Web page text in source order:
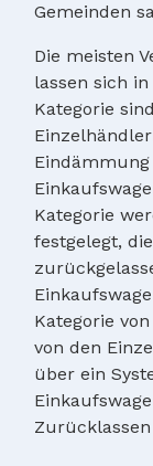
Gemeinden
Die meisten
lassen sich
Kategorie
Kategorie
festgelegt,
Kategorie
von den
über ein